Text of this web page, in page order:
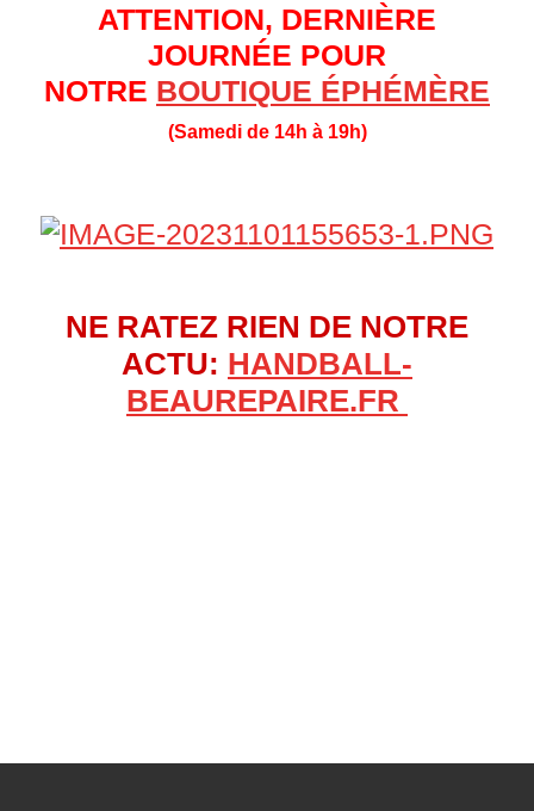
ATTENTION, DERNIÈRE
JOURNÉE POUR
NOTRE BOUTIQUE ÉPHÉMÈRE
(Samedi de 14h à 19h)
NE RATEZ RIEN DE NOTRE
ACTU: HANDBALL-
BEAUREPAIRE.FR